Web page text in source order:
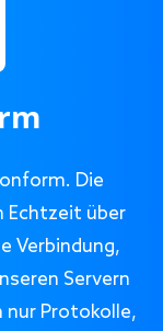
Die
Echtzeit über
Verbindung,
Servern
nur Protokolle,